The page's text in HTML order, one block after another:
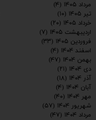
مرداد ۱۴۰۵
(۴)
تیر ۱۴۰۵
(۱۰)
خرداد ۱۴۰۵
(۲۰)
اردیبهشت ۱۴۰۵
(۷)
فروردین ۱۴۰۵
(۳۳)
اسفند ۱۴۰۴
(۴)
بهمن ۱۴۰۴
(۴۷)
دی ۱۴۰۴
(۲۱)
آذر ۱۴۰۴
(۱۸)
آبان ۱۴۰۴
(۴)
مهر ۱۴۰۴
(۴۰)
شهریور ۱۴۰۴
(۵۷)
مرداد ۱۴۰۴
(۴۷)